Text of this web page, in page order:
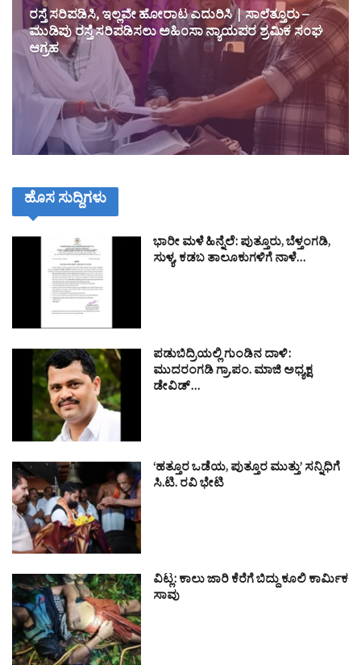
ರಸ್ತೆ ಸರಿಪಡಿಸಿ, ಇಲ್ಲವೇ ಹೋರಾಟ ಎದುರಿಸಿ | ಸಾಲೆತ್ತೂರು –
ಮುಡಿಪು ರಸ್ತೆ ಸರಿಪಡಿಸಲು ಅಹಿಂಸಾ ನ್ಯಾಯಪರ ಶ್ರಮಿಕ ಸಂಘ
ಆಗ್ರಹ
ಹೊಸ ಸುದ್ದಿಗಳು
ಭಾರೀ ಮಳೆ ಹಿನ್ನೆಲೆ: ಪುತ್ತೂರು, ಬೆಳ್ತಂಗಡಿ,
ಸುಳ್ಯ, ಕಡಬ ತಾಲೂಕುಗಳಿಗೆ ನಾಳೆ…
ಪಡುಬಿದ್ರಿಯಲ್ಲಿ ಗುಂಡಿನ ದಾಳಿ:
ಮುದರಂಗಡಿ ಗ್ರಾ.ಪಂ. ಮಾಜಿ ಅಧ್ಯಕ್ಷ
ಡೇವಿಡ್…
‘ಹತ್ತೂರ ಒಡೆಯ, ಪುತ್ತೂರ ಮುತ್ತು’ ಸನ್ನಿಧಿಗೆ
ಸಿ.ಟಿ. ರವಿ ಭೇಟಿ
ವಿಟ್ಲ: ಕಾಲು ಜಾರಿ ಕೆರೆಗೆ ಬಿದ್ದು ಕೂಲಿ ಕಾರ್ಮಿಕ
ಸಾವು